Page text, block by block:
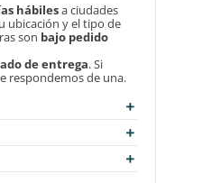
hábilesa ciudades
ubicación y el tipo de
son bajo pedido
de entrega. Si
respondemos de una.